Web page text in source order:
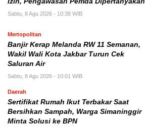
Sabtu, 8 Agu 2026 - 10:38 WIB
Mertopolitan
Banjir Kerap Melanda RW 11 Semanan,
Wakil Wali Kota Jakbar Turun Cek
Saluran Air
Sabtu, 8 Agu 2026 - 10:01 WIB
Daerah
Sertifikat Rumah Ikut Terbakar Saat
Bersihkan Sampah, Warga Simaninggir
Minta Solusi ke BPN